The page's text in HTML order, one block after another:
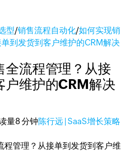
型/销售流程自动化/如何实现销
到发货到客户维护的CRM解决
全流程管理？从接
户维护的CRM解决
量8 分钟陈行远 | SaaS增长策略